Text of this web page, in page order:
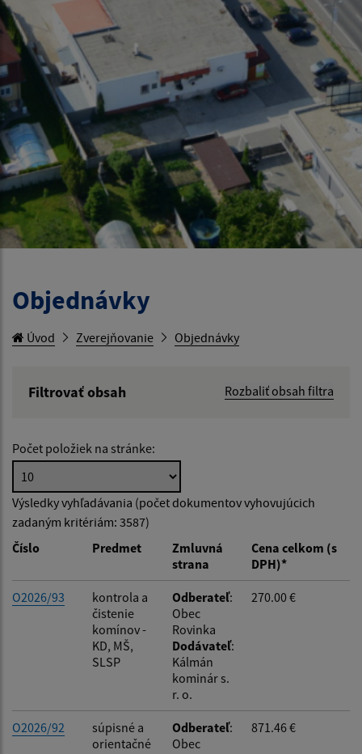
Objednávky
Úvod Zverejňovanie Objednávky
Filtrovať obsah
Rozbaliť obsah filtra
Hľadať v:
Typ dátumu:
Dátum od:
Počet položiek na stránke:
Výsledky vyhľadávania (počet dokumentov vyhovujúcich
zadaným kritériám: 3587)
Číslo
Predmet
Zmluvná
strana
Cena celkom (s
DPH)*
O2026/93
kontrola a
čistenie
komínov -
KD, MŠ,
SLSP
Odberateľ:
Obec
Rovinka
Dodávateľ:
Kálmán
kominár s.
r. o.
270.00 €
O2026/92
súpisné a
orientačné
Odberateľ:
Obec
871.46 €